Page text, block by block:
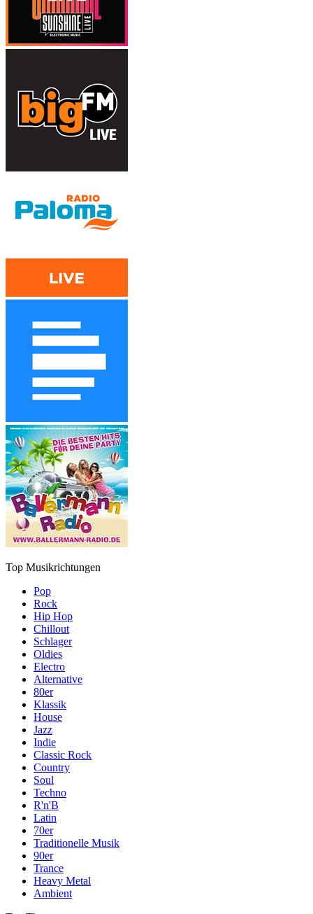
Top Musikrichtungen
Pop
Rock
Hip Hop
Chillout
Schlager
Oldies
Electro
Alternative
80er
Klassik
House
Jazz
Indie
Classic Rock
Country
Soul
Techno
R'n'B
Latin
70er
Traditionelle Musik
90er
Trance
Heavy Metal
Ambient